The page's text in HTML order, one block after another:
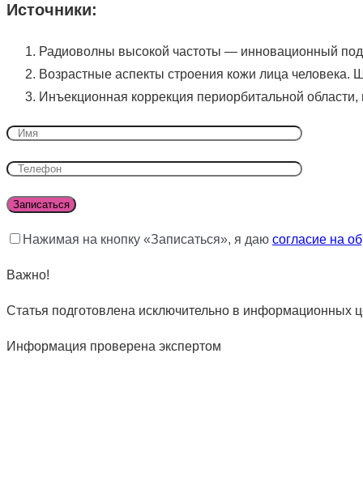
Источники:
Радиоволны высокой частоты — инновационный
Возрастные аспекты строения кожи лица
Инъекционная коррекция периорбитальной
Нажимая на кнопку «Записаться», я даю согласие на
Важно!
Статья подготовлена исключительно в информационных
Информация проверена экспертом